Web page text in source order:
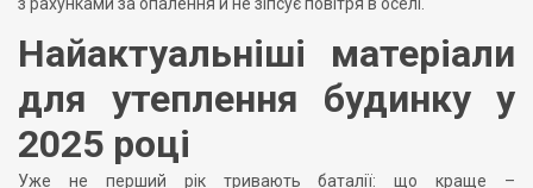
Найактуальніші матеріали
для утеплення будинку у
2025 році
Уже не перший рік тривають баталії: що краще –